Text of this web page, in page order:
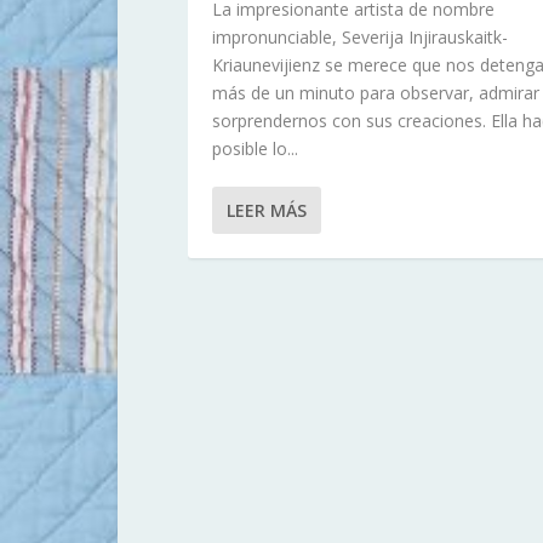
La impresionante artista de nombre
impronunciable, Severija Injirauskaitk-
Kriaunevijienz se merece que nos
más de un minuto para observar, admirar
sorprendernos con sus creaciones. Ella
posible lo...
LEER MÁS